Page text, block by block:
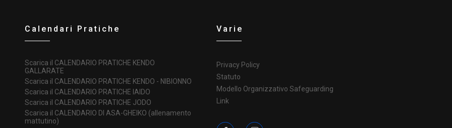
Calendari Pratiche
Scarica il CALENDARIO PRATICHE KENDO
GALLARATE
Scarica il CALENDARIO PRATICHE KENDO - NIBIONNO
Scarica il CALENDARIO PRATICHE IAIDO
Scarica il CALENDARIO PRATICHE JODO
Scarica il CALENDARIO DI ASA-GHEIKO (allenamento
mattutino)
Varie
Privacy Policy
Statuto
Modello Organizzativo Safeguarding
Link